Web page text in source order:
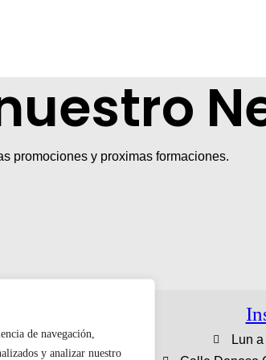
de navegación,
y analizar nuestro
promociones y proximas formaciones.
Lun